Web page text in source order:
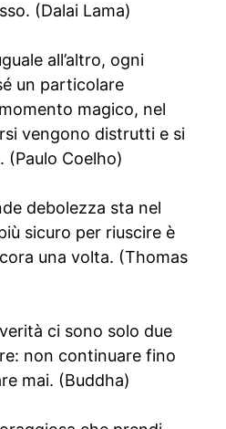
(Dalai Lama)
all’altro, ogni
un particolare
magico, nel
vengono distrutti e si
(Paulo Coelho)
debolezza sta nel
sicuro per riuscire è
una volta. (Thomas
ci sono solo due
non continuare fino
mai. (Buddha)